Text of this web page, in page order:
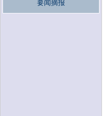
要闻摘报